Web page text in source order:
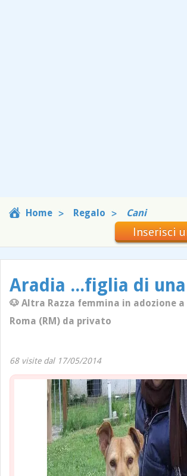
Home Regalo Cani
Inserisci
Aradia ...figlia di una
🐶 Altra Razza femmina in adozione a
Roma (RM) da privato
68 visite dal 17/05/2014